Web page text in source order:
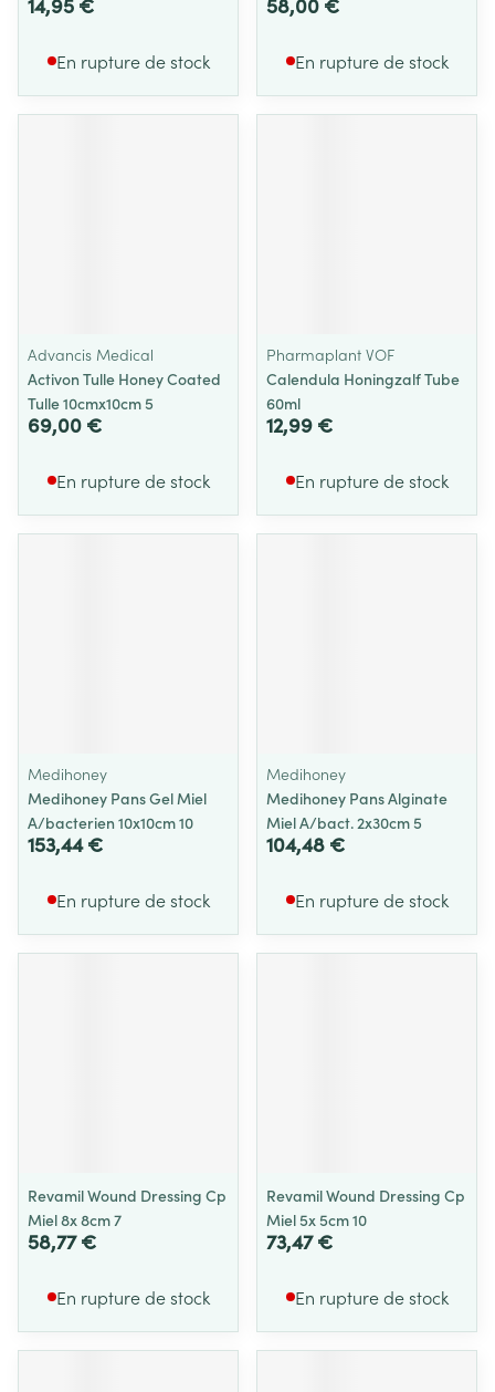
En rupture de stock En rupture de stock
Advancis Medical
Activon Tulle Honey Coated
Tulle 10cmx10cm 5
69,00 €
En rupture de stock
Pharmaplant VOF
Calendula Honingzalf Tube
60ml
12,99 €
En rupture de stock
Medihoney
Medihoney Pans Gel Miel
A/bacterien 10x10cm 10
153,44 €
En rupture de stock
Medihoney
Medihoney Pans Alginate
Miel A/bact. 2x30cm 5
104,48 €
En rupture de stock
Revamil Wound Dressing Cp
Miel 8x 8cm 7
58,77 €
En rupture de stock
Revamil Wound Dressing Cp
Miel 5x 5cm 10
73,47 €
En rupture de stock